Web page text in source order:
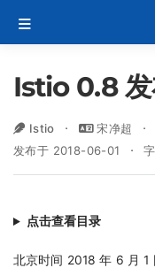
Istio 0.8 发
Istio 宋净超
发布于 2018-06-01
点击查看目录
北京时间 2018 年 6 月